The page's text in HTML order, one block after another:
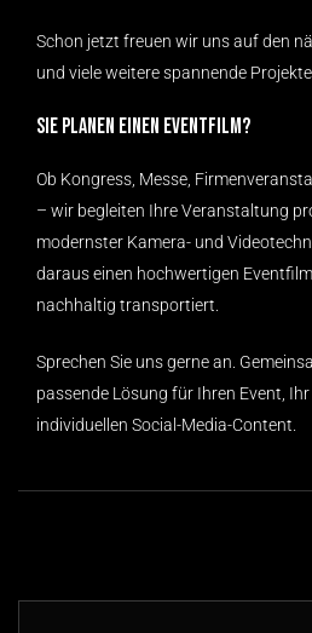
Schon jetzt freuen wir uns auf den
und viele weitere spannende
Sie planen einen Eventfilm?
Ob Kongress, Messe,
– wir begleiten Ihre Veranstaltung
modernster Kamera- und
daraus einen hochwertigen
nachhaltig transportiert.
Sprechen Sie uns gerne an.
passende Lösung für Ihren Event,
individuellen Social-Media-Content.